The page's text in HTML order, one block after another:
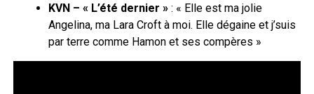
KVN – « L’été dernier »: « Elle est ma jolie
Angelina, ma Lara Croft à moi. Elle dégaine et j’suis
par terre comme Hamon et ses compères »